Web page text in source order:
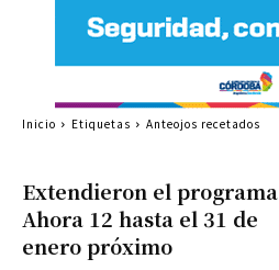
Extendieron el programa
Ahora 12 hasta el 31 de
enero próximo
Inicio Etiquetas Anteojos recetados